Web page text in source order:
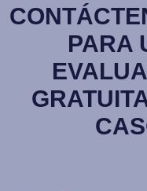
PARA